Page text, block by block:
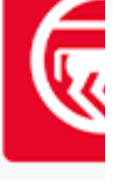
już za 1 dzień